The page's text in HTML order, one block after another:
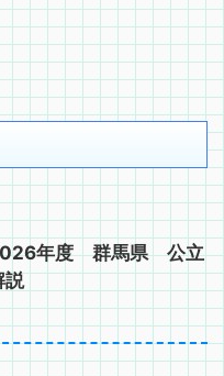
年度 群馬県 公立